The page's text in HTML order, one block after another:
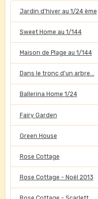
Jardin d'hiver au 1/24 ème
Sweet Home au 1/144
Maison de Plage au 1/144
Dans le tronc d'un arbre...
Ballerina Home 1/24
Fairy Garden
Green House
Rose Cottage
Rose Cottage - Noël 2013